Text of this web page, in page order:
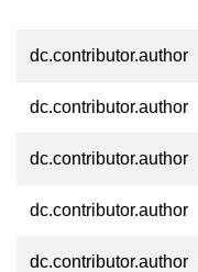
dc.contributor.author
dc.contributor.author
dc.contributor.author
dc.contributor.author
dc.contributor.author